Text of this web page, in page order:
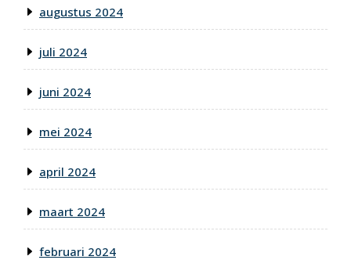
augustus 2024
juli 2024
juni 2024
mei 2024
april 2024
maart 2024
februari 2024